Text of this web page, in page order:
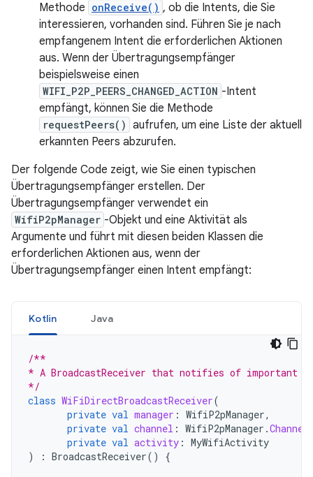
Methode onReceive() , ob die Intents, die Sie
interessieren, vorhanden sind. Führen Sie je nach
empfangenem Intent die erforderlichen Aktionen
aus. Wenn der Übertragungsempfänger
beispielsweise einen
WIFI_P2P_PEERS_CHANGED_ACTION -Intent
empfängt, können Sie die Methode
requestPeers() aufrufen, um eine Liste der aktuell
erkannten Peers abzurufen.
Der folgende Code zeigt, wie Sie einen typischen
Übertragungsempfänger erstellen. Der
Übertragungsempfänger verwendet ein
WifiP2pManager -Objekt und eine Aktivität als
Argumente und führt mit diesen beiden Klassen die
erforderlichen Aktionen aus, wenn der
Übertragungsempfänger einen Intent empfängt:
Kotlin Java
/**
* A BroadcastReceiver that notifies of important
*/
class WiFiDirectBroadcastReceiver(
private val manager : WifiP2pManager,
private val channel : WifiP2pManager .Channel
private val activity : MyWifiActivity
)
: BroadcastReceiver() {